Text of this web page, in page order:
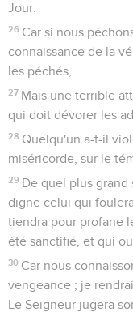
Jour.
26 Car si nous
connaissance de la
les péchés,
27 Mais une terrible
qui doit dévorer les
28 Quelqu'un a-t-il
miséricorde, sur le
29 De quel plus
digne celui qui
tiendra pour profane
été sanctifié, et qui
30 Car nous
vengeance ; je
Le Seigneur jugera